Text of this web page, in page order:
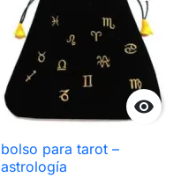

bolso para tarot –
astrología